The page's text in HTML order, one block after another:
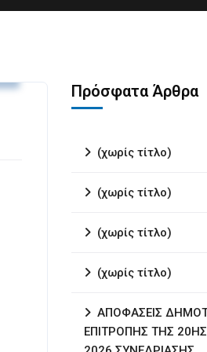
Πρόσφατα Άρθρα
(χωρίς τίτλο)
(χωρίς τίτλο)
(χωρίς τίτλο)
(χωρίς τίτλο)
ΑΠΟΦΑΣΕΙΣ
ΕΠΙΤΡΟΠΗΣ ΤΗΣ